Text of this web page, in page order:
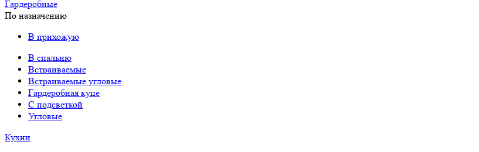
Гардеробные
По назначению
В прихожую
В спальню
Встраиваемые
Встраиваемые угловые
Гардеробная купе
С подсветкой
Угловые
Кухни